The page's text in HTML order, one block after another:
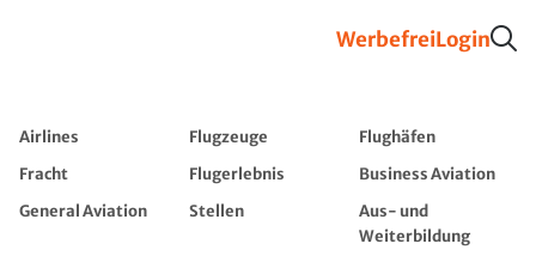
WerbefreiLogin
Airlines Flugzeuge
Flughäfen
Fracht
Flugerlebnis
Business Aviation
General Aviation
Stellen
Aus- und
Weiterbildung